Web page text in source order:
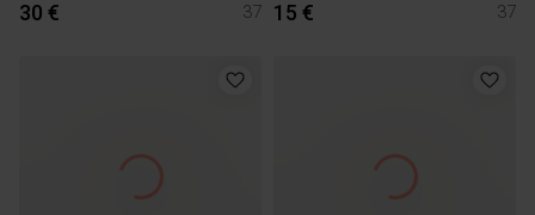
30 € 37 15 € 37